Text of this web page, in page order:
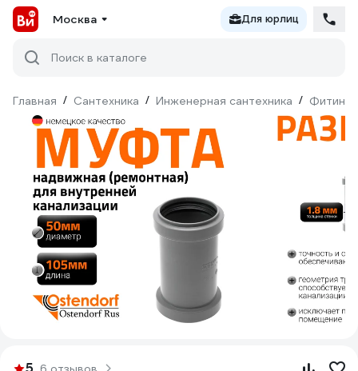
Москва Для юрлиц
Поиск в каталоге
Главная / Сантехника / Инженерная сантехника / Фитинги